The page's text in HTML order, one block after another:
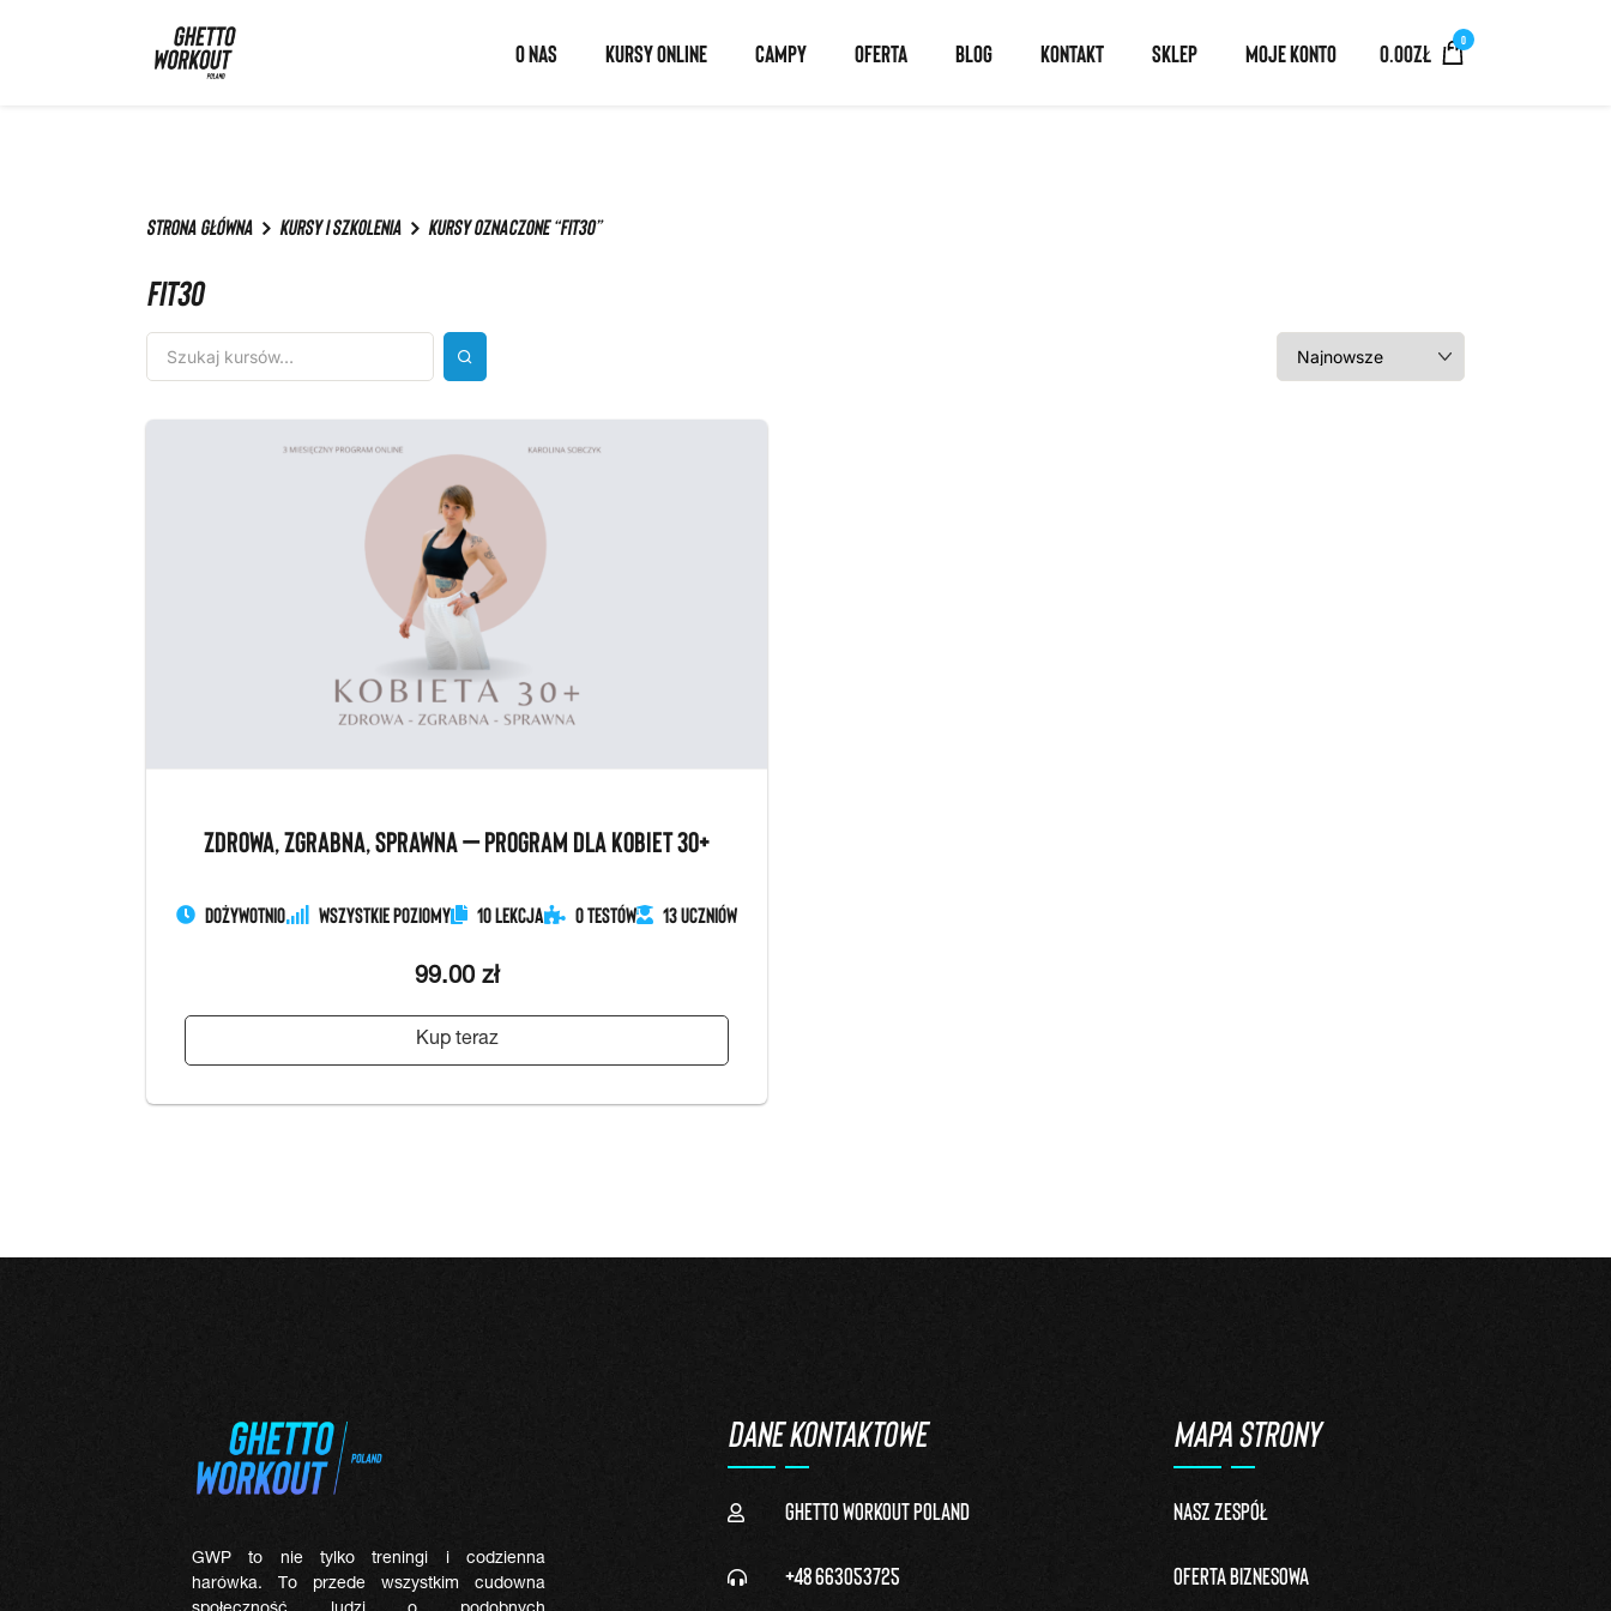
O NAS KURSY ONLINE CAMPY OFERTA BLOG KONTAKT SKLEP MOJE KONTO 0.00ZŁ 0
Strona główna Kursy i szkolenia Kursy oznaczone “fit30”
FIT30
ZDROWA, ZGRABNA, SPRAWNA – PROGRAM DLA KOBIET 30+
Dożywotnio Wszystkie Poziomy 10 Lekcja 0 Testów 13 Uczniów
99.00 zł
Kup teraz
GWP to nie tylko treningi i codzienna
harówka. To przede wszystkim cudowna
DANE KONTAKTOWE
Ghetto Workout Poland
+48 663053725
MAPA STRONY
Nasz zespół
Oferta biznesowa